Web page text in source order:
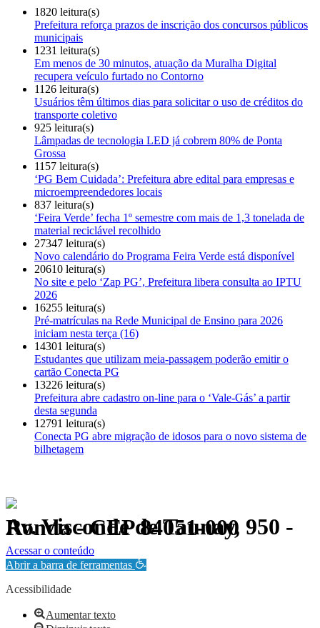
1820 leitura(s)
Prefeitura reforça prazos de inscrição dos concursos públicos
municipais
1231 leitura(s)
Em menos de 30 minutos, atuação da Muralha Digital
recupera veículo furtado no Contorno
1126 leitura(s)
Usuários têm últimos dias para solicitar o uso de créditos do
transporte coletivo
925 leitura(s)
Lâmpadas de tecnologia LED já cobrem 80% de Ponta
Grossa
1157 leitura(s)
‘PG Bem Cuidada’: Prefeitura abre edital para empresas e
microempreendedores locais
837 leitura(s)
‘Feira Verde’ fecha 1º semestre com mais de 1,3 tonelada de
material reciclável recolhido
27347 leitura(s)
Novo calendário do Programa Feira Verde está disponível
20610 leitura(s)
No site e pelo ‘Zap PG’, Prefeitura libera consulta ao IPTU
2026
16255 leitura(s)
Pré-matrículas na Rede Municipal de Ensino para 2026
iniciam nesta terça (16)
14301 leitura(s)
Estudantes que utilizam meia-passagem poderão emitir o
cartão Conecta PG
13226 leitura(s)
Prefeitura abre cadastro on-line para o ‘Vale-Gás’ a partir
desta segunda
12791 leitura(s)
Conecta PG abre migração de idosos para o novo sistema de
bilhetagem
Av. Visconde de Taunay, 950 - Ronda - CEP 84051-000
Política de Privacidade.
Acessar o conteúdo
Abrir a barra de ferramentas
Acessibilidade
Aumentar texto